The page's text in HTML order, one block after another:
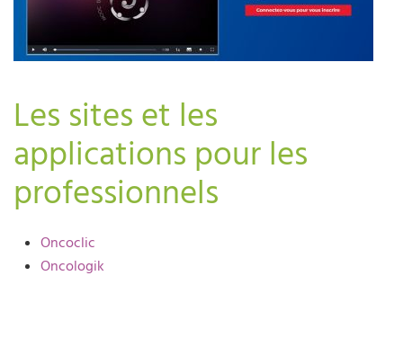
Les sites et les
applications pour les
professionnels
Oncoclic
Oncologik